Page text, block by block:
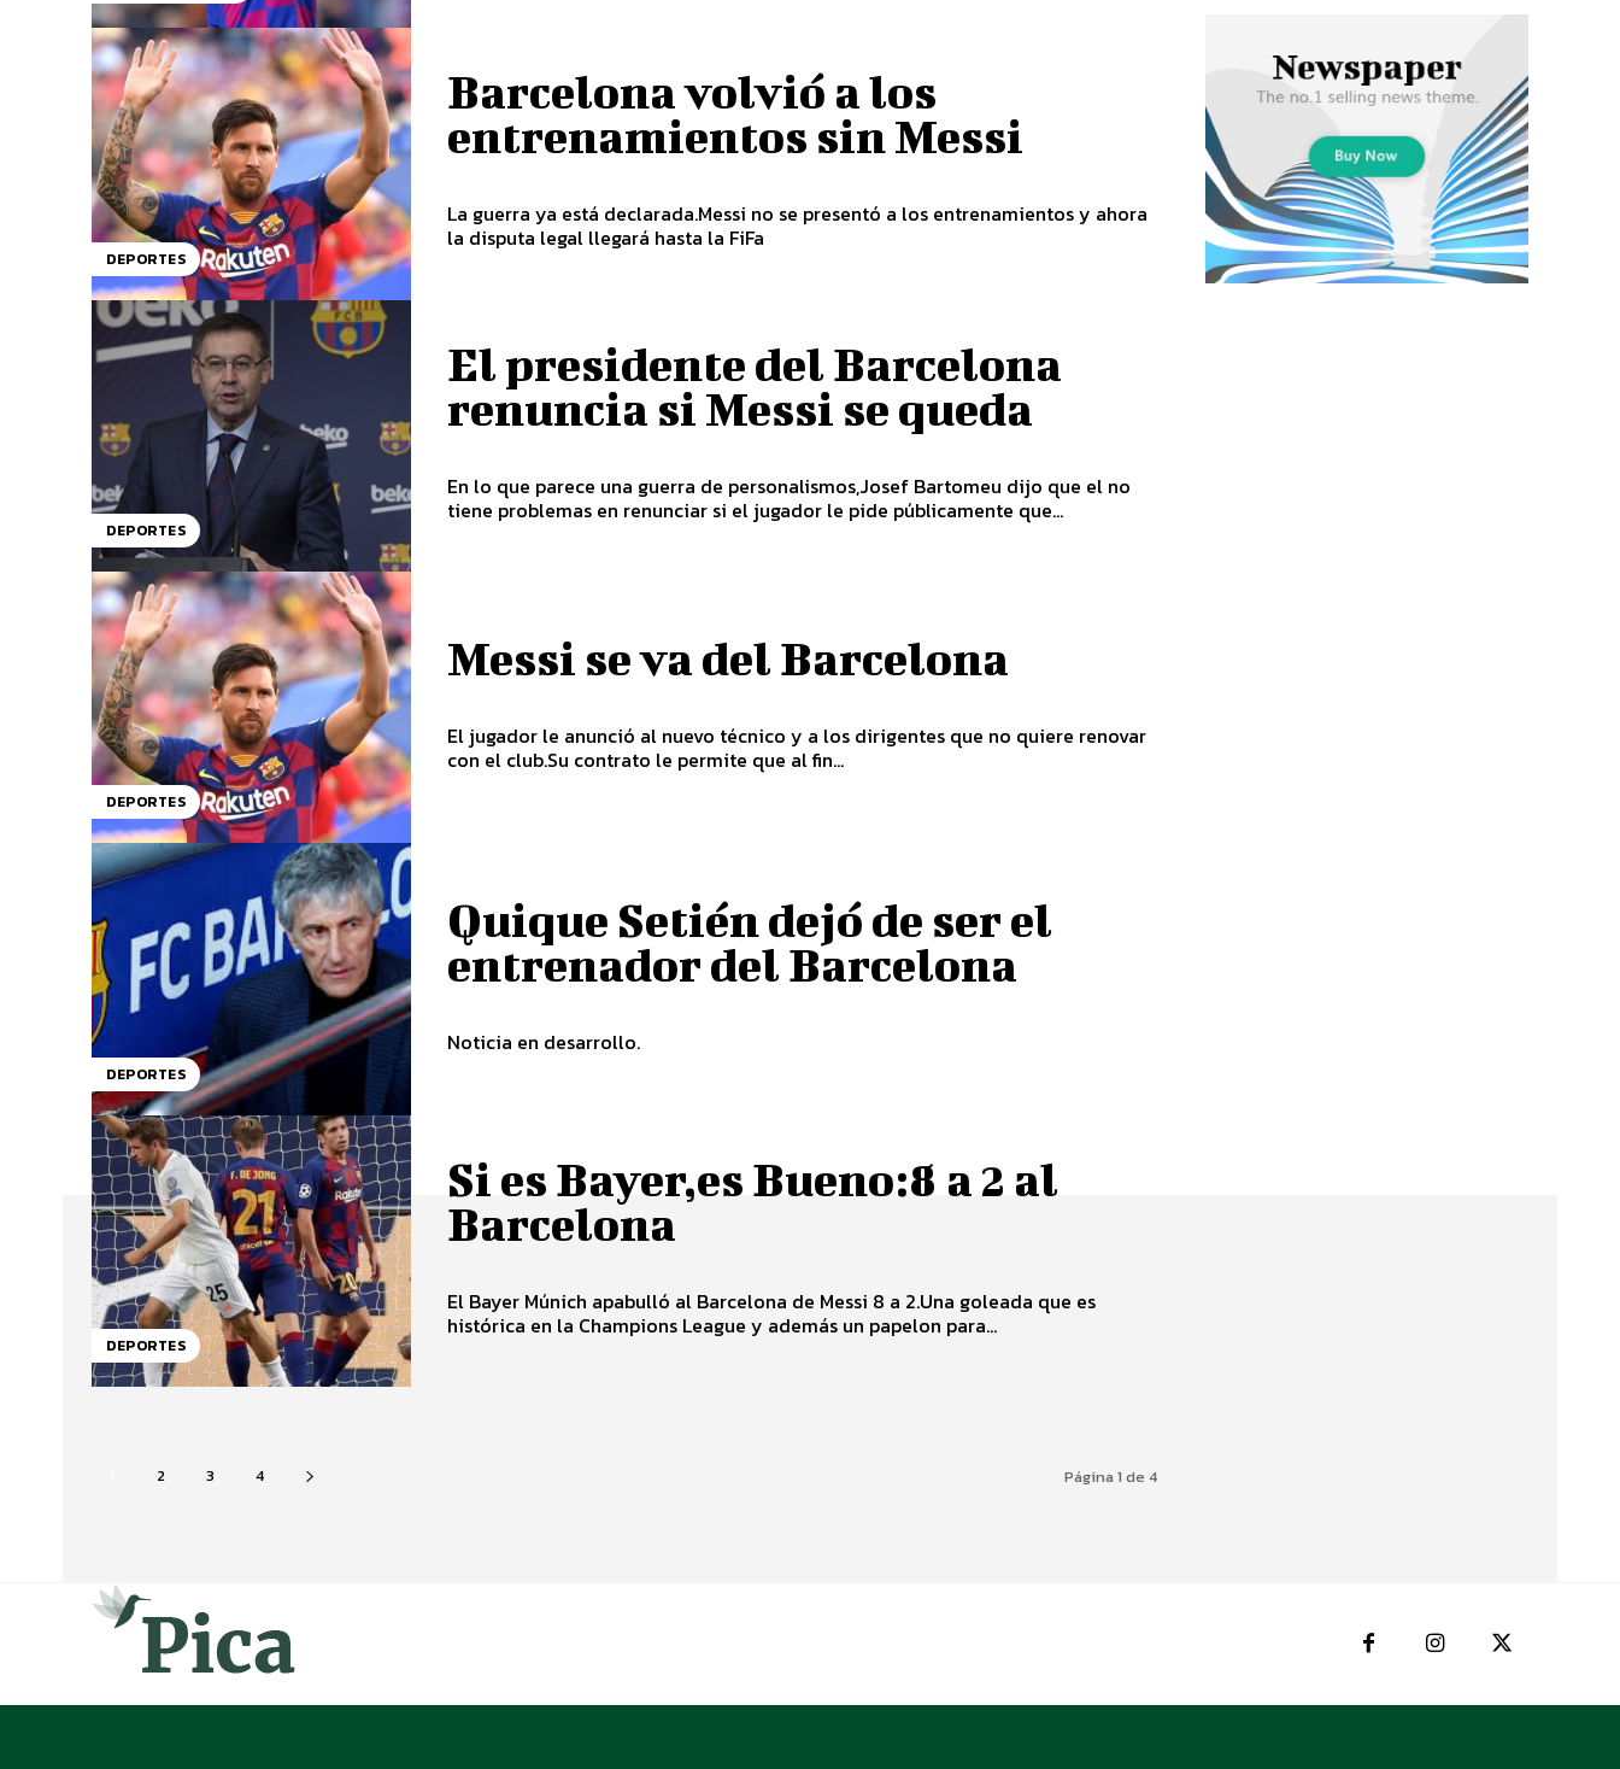
DEPORTES
Barcelona volvió a los
entrenamientos sin Messi
La guerra ya está declarada.Messi no se presentó a los entrenamientos y ahora
la disputa legal llegará hasta la FiFa
DEPORTES
El presidente del Barcelona
renuncia si Messi se queda
En lo que parece una guerra de personalismos,Josef Bartomeu dijo que el no
tiene problemas en renunciar si el jugador le pide públicamente que...
DEPORTES
Messi se va del Barcelona
El jugador le anunció al nuevo técnico y a los dirigentes que no quiere renovar
con el club.Su contrato le permite que al fin...
DEPORTES
Quique Setién dejó de ser el
entrenador del Barcelona
Noticia en desarrollo.
DEPORTES
Si es Bayer,es Bueno:8 a 2 al
Barcelona
El Bayer Múnich apabulló al Barcelona de Messi 8 a 2.Una goleada que es
histórica en la Champions League y además un papelon para...
2 3 4 Página 1 de 4